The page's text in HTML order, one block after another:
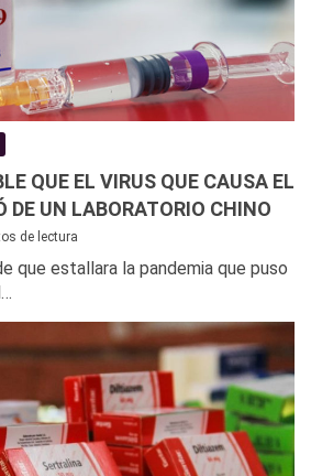
QUE EL VIRUS QUE CAUSA EL
DE UN LABORATORIO CHINO
de lectura
que estallara la pandemia que puso